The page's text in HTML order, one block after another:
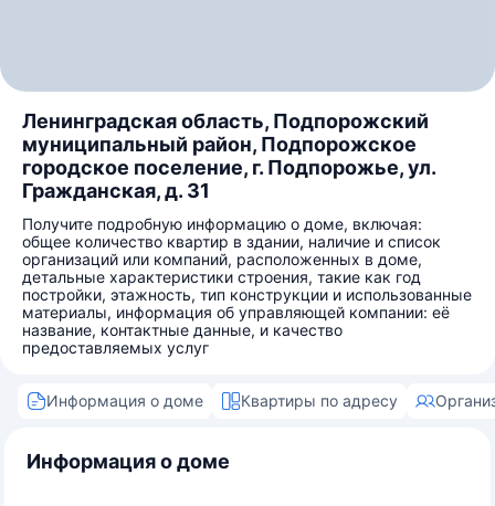
Ленинградская область, Подпорожский
муниципальный район, Подпорожское
городское поселение, г. Подпорожье, ул.
Гражданская, д. 31
Получите подробную информацию о доме, включая:
общее количество квартир в здании, наличие и список
организаций или компаний, расположенных в доме,
детальные характеристики строения, такие как год
постройки, этажность, тип конструкции и использованные
материалы, информация об управляющей компании: её
название, контактные данные, и качество
предоставляемых услуг
Информация о доме Квартиры по адресу
Информация о доме